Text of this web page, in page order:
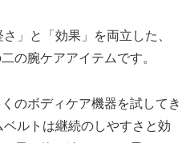
」と「効果」を両立した、
の腕ケアアイテムです。
のボディケア機器を試してき
ルトは継続のしやすさと効